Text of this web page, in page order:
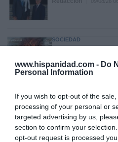
www.hispanidad.com - Do
Personal Information
If you wish to opt-out of the
processing of your personal or
targeted advertising by us,
section to confirm your
opt-out request is processed
SOCIEDAD
Prohibido
Ignacio Sánchez-León
Mi España-Patria
J. R. Pablos 09/08/26